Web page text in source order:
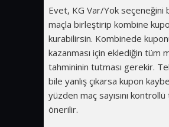
Evet, KG Var/Yok seçeneğini
maçla birleştirip kombine
kurabilirsin. Kombinede
kazanması için eklediğin tüm
tahmininin tutması gerekir.
bile yanlış çıkarsa kupon
yüzden maç sayısını
önerilir.